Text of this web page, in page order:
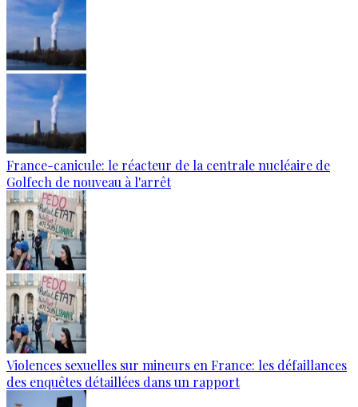
France-canicule: le réacteur de la centrale nucléaire de
Golfech de nouveau à l'arrêt
Violences sexuelles sur mineurs en France: les défaillances
des enquêtes détaillées dans un rapport